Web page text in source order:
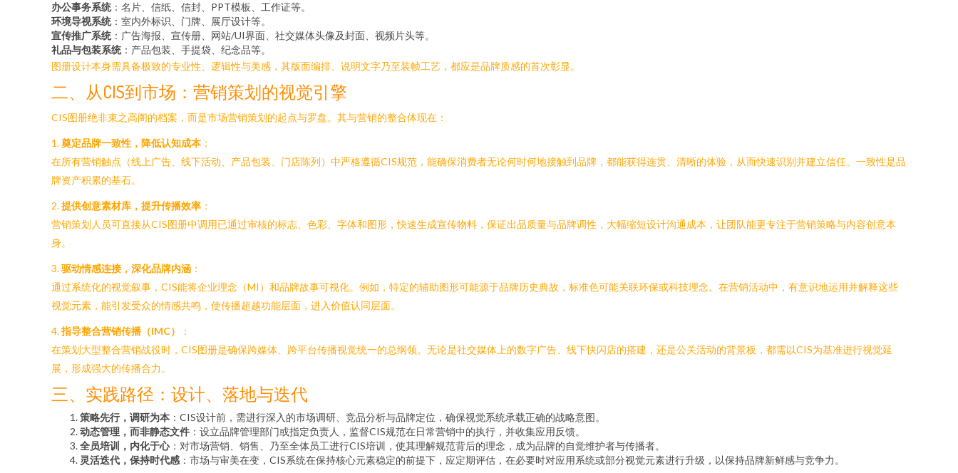
办公事务系统：名片、信纸、信封、PPT模板、工作证等。
环境导视系统：室内外标识、门牌、展厅设计等。
宣传推广系统：广告海报、宣传册、网站/UI界面、社交媒体头像及封面、视频片头等。
礼品与包装系统：产品包装、手提袋、纪念品等。
图册设计本身需具备极致的专业性、逻辑性与美感，其版面编排、说明文字乃至装帧工艺，都应是品牌质感的首次彰显。
二、从CIS到市场：营销策划的视觉引擎
CIS图册绝非束之高阁的档案，而是市场营销策划的起点与罗盘。其与营销的整合体现在：
1.奠定品牌一致性，降低认知成本：
在所有营销触点（线上广告、线下活动、产品包装、门店陈列）中严格遵循CIS规范，能确保消费者无论何时何地接触到品牌，都能获得连贯、清晰的体验，从而快速识别并建立信任。一致性是品
牌资产积累的基石。
2.提供创意素材库，提升传播效率 ：
营销策划人员可直接从CIS图册中调用已通过审核的标志、色彩、字体和图形，快速生成宣传物料，保证出品质量与品牌调性，大幅缩短设计沟通成本，让团队能更专注于营销策略与内容创意本
身。
3.驱动情感连接，深化品牌内涵 ：
通过系统化的视觉叙事，CIS能将企业理念（MI）和品牌故事可视化。例如，特定的辅助图形可能源于品牌历史典故，标准色可能关联环保或科技理念。在营销活动中，有意识地运用并解释这些
视觉元素，能引发受众的情感共鸣，使传播超越功能层面，进入价值认同层面。
4.指导整合营销传播（IMC）
：
在策划大型整合营销战役时，CIS图册是确保跨媒体、跨平台传播视觉统一的总纲领。无论是社交媒体上的数字广告、线下快闪店的搭建，还是公关活动的背景板，都需以CIS为基准进行视觉延
展，形成强大的传播合力。
三、实践路径：设计、落地与迭代
策略先行，调研为本 ：CIS设计前，需进行深入的市场调研、竞品分析与品牌定位，确保视觉系统承载正确的战略意图。
动态管理，而非静态文件 ：设立品牌管理部门或指定负责人，监督CIS规范在日常营销中的执行，并收集应用反馈。
全员培训，内化于心：对市场营销、销售、乃至全体员工进行CIS培训，使其理解规范背后的理念，成为品牌的自觉维护者与传播者。
灵活迭代，保持时代感 ：市场与审美在变，CIS系统在保持核心元素稳定的前提下，应定期评估，在必要时对应用系统或部分视觉元素进行升级，以保持品牌新鲜感与竞争力。